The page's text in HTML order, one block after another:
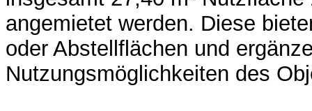
angemietet werden. Diese
oder Abstellflächen und
Nutzungsmöglichkeiten des